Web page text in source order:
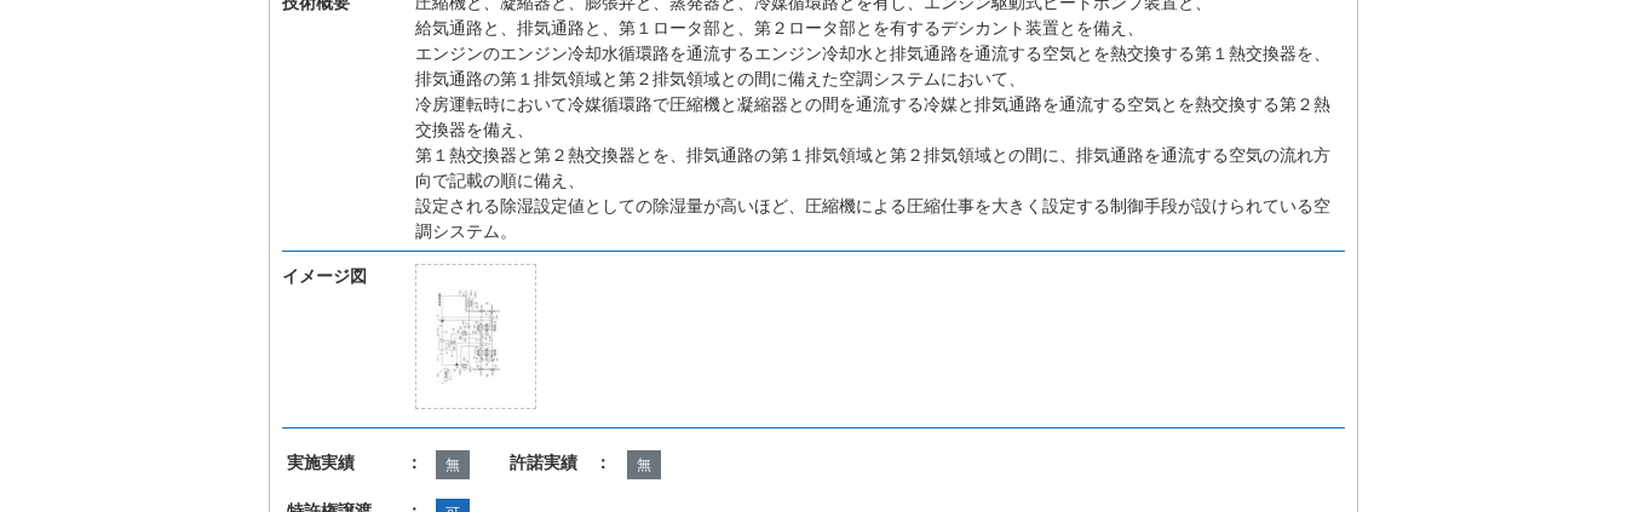
給気通路と、排気通路と、第１ロータ部と、第２ロータ部とを有するデシカント装置とを備え、
エンジンのエンジン冷却水循環路を通流するエンジン冷却水と排気通路を通流する空気とを熱交換する第１熱交換器を、
排気通路の第１排気領域と第２排気領域との間に備えた空調システムにおいて、
冷房運転時において冷媒循環路で圧縮機と凝縮器との間を通流する冷媒と排気通路を通流する空気とを熱交換する第２熱
交換器を備え、
第１熱交換器と第２熱交換器とを、排気通路の第１排気領域と第２排気領域との間に、排気通路を通流する空気の流れ方
向で記載の順に備え、
設定される除湿設定値としての除湿量が高いほど、圧縮機による圧縮仕事を大きく設定する制御手段が設けられている空
調システム。
イメージ図
実施実績 ： 無 許諾実績 ： 無